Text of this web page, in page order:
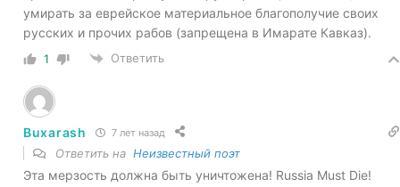
умирать за еврейское материальное благополучие своих
русских и прочих рабов (запрещена в Имарате Кавказ).
1 Ответить
Buxarash 7 лет назад
Ответить на Неизвестный поэт
Эта мерзость должна быть уничтожена! Russia Must Die!